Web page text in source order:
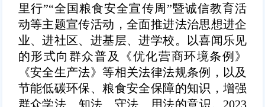
里行”“全国粮食安全宣传周”暨诚信教育活
动等主题宣传活动，全面推进法治思想进企
业、进社区、进基层、进学校。以喜闻乐见
的形式向群众普及《优化营商环境条例》
《安全生产法》等相关法律法规条例，以及
节能低碳环保、粮食安全保障的知识，增强
群众学法、知法、守法、用法的意识。2023